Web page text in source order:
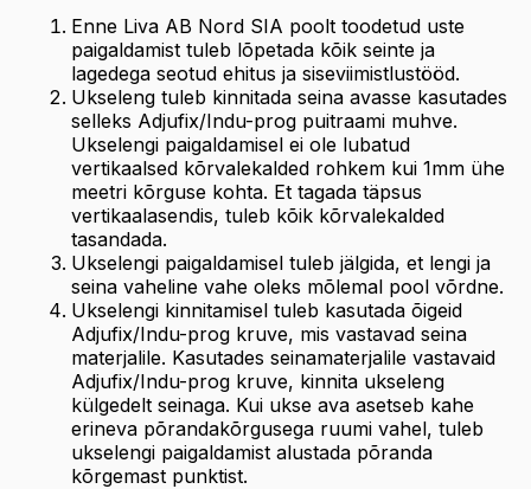
Enne Liva AB Nord SIA poolt toodetud uste
paigaldamist tuleb lõpetada kõik seinte ja
lagedega seotud ehitus ja siseviimistlustööd.
Ukseleng tuleb kinnitada seina avasse kasutades
selleks Adjufix/Indu-prog puitraami muhve.
Ukselengi paigaldamisel ei ole lubatud
vertikaalsed kõrvalekalded rohkem kui 1mm ühe
meetri kõrguse kohta. Et tagada täpsus
vertikaalasendis, tuleb kõik kõrvalekalded
tasandada.
Ukselengi paigaldamisel tuleb jälgida, et lengi ja
seina vaheline vahe oleks mõlemal pool võrdne.
Ukselengi kinnitamisel tuleb kasutada õigeid
Adjufix/Indu-prog kruve, mis vastavad seina
materjalile. Kasutades seinamaterjalile vastavaid
Adjufix/Indu-prog kruve, kinnita ukseleng
külgedelt seinaga. Kui ukse ava asetseb kahe
erineva põrandakõrgusega ruumi vahel, tuleb
ukselengi paigaldamist alustada põranda
kõrgemast punktist.